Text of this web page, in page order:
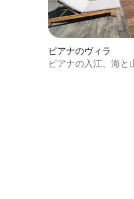
ピアナのヴィラ
ピアナの入江、海と